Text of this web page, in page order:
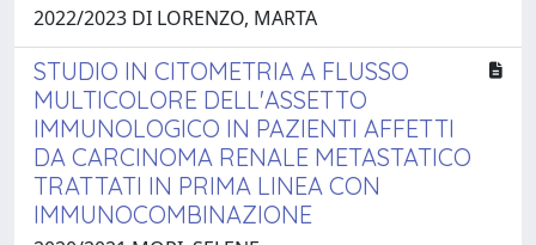
2022/2023 DI LORENZO, MARTA
STUDIO IN CITOMETRIA A FLUSSO
MULTICOLORE DELL'ASSETTO
IMMUNOLOGICO IN PAZIENTI AFFETTI
DA CARCINOMA RENALE METASTATICO
TRATTATI IN PRIMA LINEA CON
IMMUNOCOMBINAZIONE